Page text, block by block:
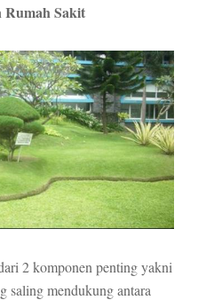
Rumah Sakit
2 komponen penting yakni
saling mendukung antara